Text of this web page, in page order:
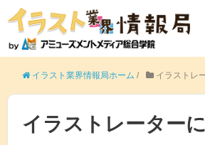
イラスト業界情報局ホーム / イラストレ
イラストレーター